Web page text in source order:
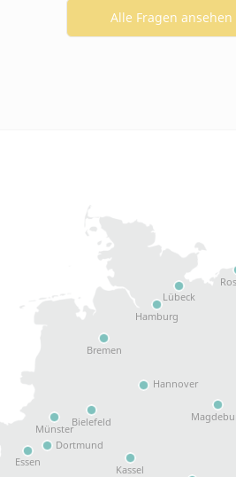
Alle Fragen ansehen
Bielefeld
Bremen
Dortmund
Essen
Hamburg
Hannover
Kassel
Lübeck
Münster